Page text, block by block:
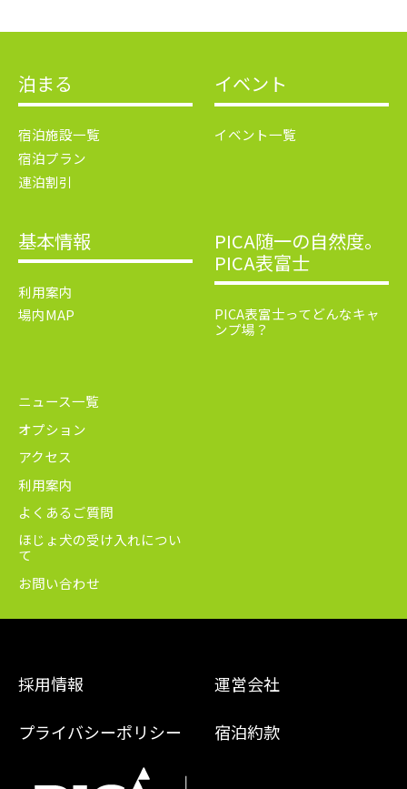
泊まる
宿泊施設一覧
宿泊プラン
連泊割引
イベント
イベント一覧
基本情報
利用案内
場内MAP
PICA随一の自然度。
PICA表富士
PICA表富士ってどんなキャ
ンプ場？
ニュース一覧
オプション
アクセス
利用案内
よくあるご質問
ほじょ犬の受け入れについ
て
お問い合わせ
採用情報 運営会社
プライバシーポリシー 宿泊約款